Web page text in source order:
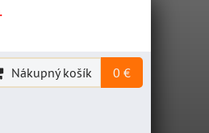
Nákupný košík 0 €